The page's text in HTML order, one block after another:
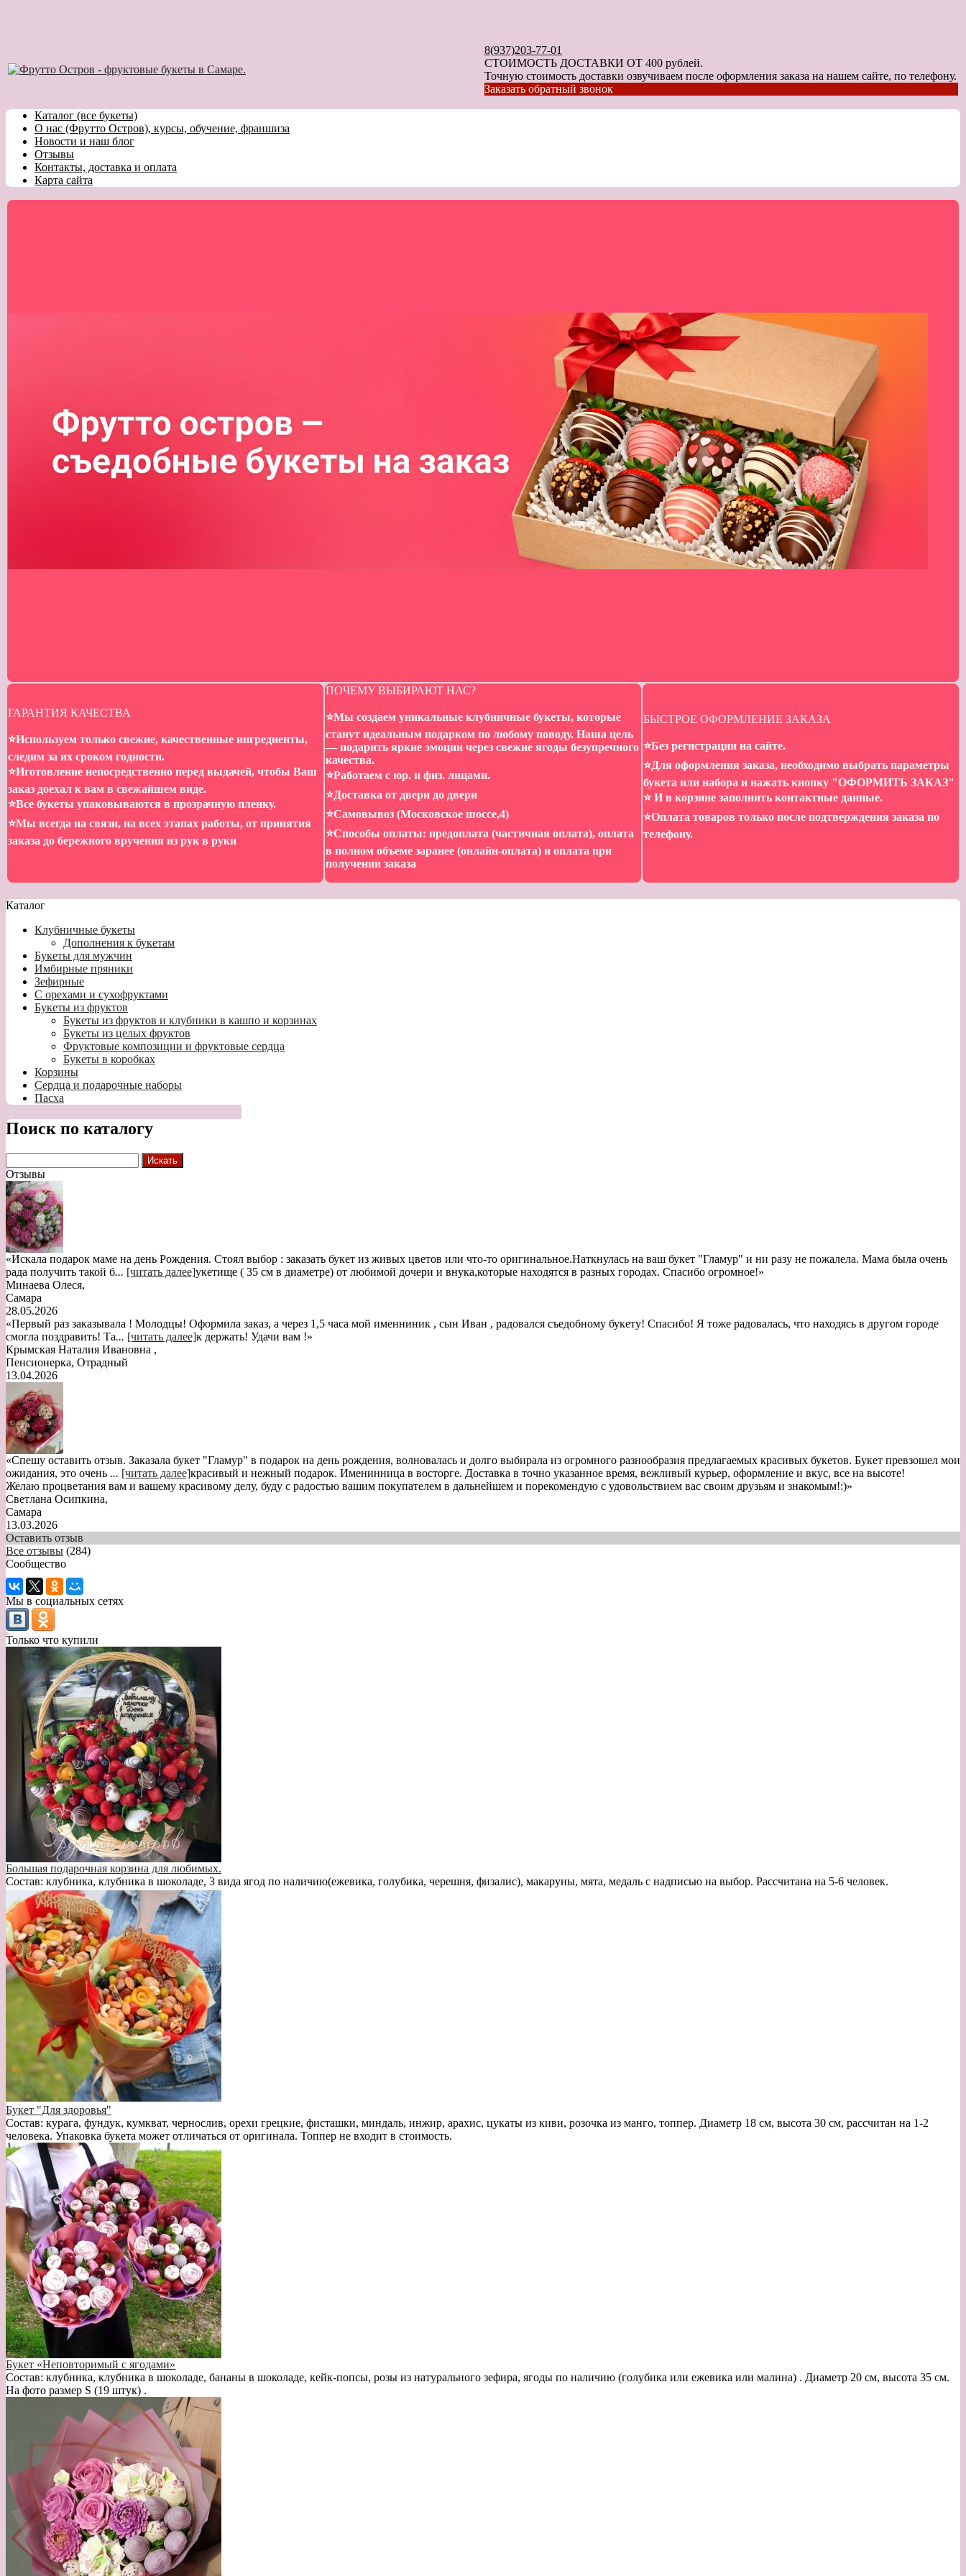
8(937)203-77-01
СТОИМОСТЬ ДОСТАВКИ ОТ 400 рублей.
Точную стоимость доставки озвучиваем после оформления заказа на нашем сайте, по телефону.
Заказать обратный звонок
Каталог (все букеты)
О нас (Фрутто Остров), курсы, обучение, франшиза
Новости и наш блог
Отзывы
Контакты, доставка и оплата
Карта сайта
ГАРАНТИЯ КАЧЕСТВА
⭐️Используем только свежие, качественные ингредиенты,
следим за их сроком годности.
⭐️Иготовление непосредственно перед выдачей, чтобы Ваш
заказ доехал к вам в свежайшем виде.
⭐️Все букеты упаковываются в прозрачную пленку.
⭐️Мы всегда на связи, на всех этапах работы, от принятия
заказа до бережного вручения из рук в руки
ПОЧЕМУ ВЫБИРАЮТ НАС?
⭐️Мы создаем уникальные клубничные букеты, которые
станут идеальным подарком по любому поводу. Наша цель
— подарить яркие эмоции через свежие ягоды безупречного
качества.
⭐️Работаем с юр. и физ. лицами.
⭐️Доставка от двери до двери
⭐️Самовывоз (Московское шоссе,4)
⭐️Способы оплаты: предоплата (частичная оплата), оплата
в полном объеме заранее (онлайн-оплата) и оплата при
получении заказа
БЫСТРОЕ ОФОРМЛЕНИЕ ЗАКАЗА
⭐️Без регистрации на сайте.
⭐️Для оформления заказа, необходимо выбрать параметры
букета или набора и нажать кнопку "ОФОРМИТЬ ЗАКАЗ"
⭐️ И в корзине заполнить контактные данные.
⭐️Оплата товаров только после подтверждения заказа по
телефону.
Каталог
Клубничные букеты
Дополнения к букетам
Букеты для мужчин
Имбирные пряники
Зефирные
С орехами и сухофруктами
Букеты из фруктов
Букеты из фруктов и клубники в кашпо и корзинах
Букеты из целых фруктов
Фруктовые композиции и фруктовые сердца
Букеты в коробках
Корзины
Сердца и подарочные наборы
Пасха
Поиск по каталогу
Отзывы
«Искала подарок маме на день Рождения. Стоял выбор : заказать букет из живых цветов или что-то оригинальное.Наткнулась на ваш букет "Гламур" и ни разу не пожалела. Мама была очень
рада получить такой б... [читать далее]укетище ( 35 см в диаметре) от любимой дочери и внука,которые находятся в разных городах. Спасибо огромное!»
Минаева Олеся,
Самара
28.05.2026
«Первый раз заказывала ! Молодцы! Оформила заказ, а через 1,5 часа мой именниник , сын Иван , радовался съедобному букету! Спасибо! Я тоже радовалась, что находясь в другом городе
смогла поздравить! Та... [читать далее]к держать! Удачи вам !»
Крымская Наталия Ивановна ,
Пенсионерка, Отрадный
13.04.2026
«Спешу оставить отзыв. Заказала букет "Гламур" в подарок на день рождения, волновалась и долго выбирала из огромного разнообразия предлагаемых красивых букетов. Букет превзошел мои
ожидания, это очень ... [читать далее]красивый и нежный подарок. Именинница в восторге. Доставка в точно указанное время, вежливый курьер, оформление и вкус, все на высоте!
Желаю процветания вам и вашему красивому делу, буду с радостью вашим покупателем в дальнейшем и порекомендую с удовольствием вас своим друзьям и знакомым!:)»
Светлана Осипкина,
Самара
13.03.2026
Оставить отзыв
Все отзывы (284)
Сообщество
Мы в социальных сетях
Только что купили
Большая подарочная корзина для любимых.
Состав: клубника, клубника в шоколаде, 3 вида ягод по наличию(ежевика, голубика, черешня, физалис), макаруны, мята, медаль с надписью на выбор. Рассчитана на 5-6 человек.
Букет "Для здоровья"
Состав: курага, фундук, кумкват, чернослив, орехи грецкие, фисташки, миндаль, инжир, арахис, цукаты из киви, розочка из манго, топпер. Диаметр 18 см, высота 30 см, рассчитан на 1-2
человека. Упаковка букета может отличаться от оригинала. Топпер не входит в стоимость.
Букет «Неповторимый с ягодами»
Состав: клубника, клубника в шоколаде, бананы в шоколаде, кейк-попсы, розы из натурального зефира, ягоды по наличию (голубика или ежевика или малина) . Диаметр 20 см, высота 35 см.
На фото размер S (19 штук) .